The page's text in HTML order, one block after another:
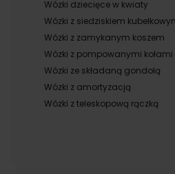
Wózki dziecięce w kwiaty
Wózki z siedziskiem
Wózki z zamykanym koszem
Wózki z pompowanymi kołami
Wózki ze składaną gondolą
Wózki z amortyzacją
Wózki z teleskopową rączką